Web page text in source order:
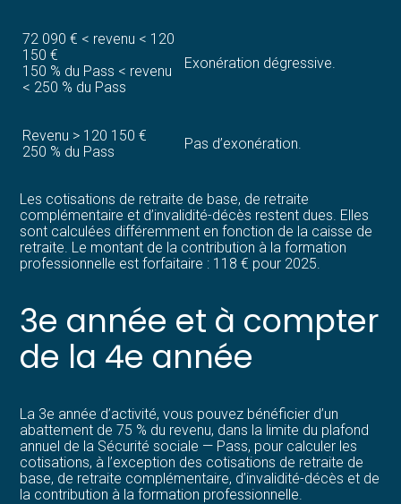
72 090 € < revenu < 120
150 €
150 % du Pass < revenu
< 250 % du Pass
Exonération dégressive.
Revenu > 120 150 €
250 % du Pass
Pas d’exonération.
Les cotisations de retraite de base, de retraite
complémentaire et d’invalidité-décès restent dues. Elles
sont calculées différemment en fonction de la caisse de
retraite. Le montant de la contribution à la formation
professionnelle est forfaitaire : 118 € pour 2025.
3e année et à compter
de la 4e année
La 3e année d’activité, vous pouvez bénéficier d’un
abattement de 75 % du revenu, dans la limite du plafond
annuel de la Sécurité sociale — Pass, pour calculer les
cotisations, à l’exception des cotisations de retraite de
base, de retraite complémentaire, d’invalidité-décès et de
la contribution à la formation professionnelle.